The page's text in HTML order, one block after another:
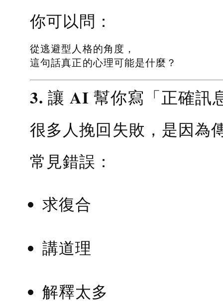
你可以問：
從逃避型人格的角度，
這句話真正的心理可能是什麼？
3. 讓 AI 幫你寫「正確訊
很多人挽回失敗，是因為
常見錯誤：
求復合
講道理
解釋太多